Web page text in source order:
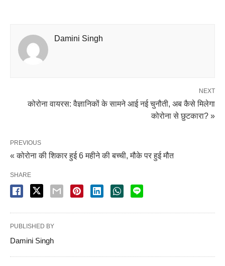
Damini Singh
NEXT
कोरोना वायरस: वैज्ञानिकों के सामने आई नई चुनौती, अब कैसे मिलेगा
कोरोना से छुटकारा? »
PREVIOUS
« कोरोना की शिकार हुई 6 महीने की बच्ची, मौके पर हुई मौत
SHARE
PUBLISHED BY
Damini Singh